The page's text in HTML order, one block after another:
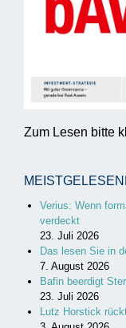
Zum Lesen bitte
Verius: Wenn
verdeckt
23. Juli 2026
Das lesen Sie in
7. August 2026
Bafin beerdigt
23. Juli 2026
Lutz Horstick